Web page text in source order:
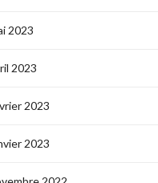
2023
2023
2023
2023